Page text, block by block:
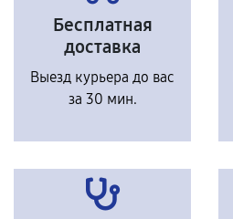
Бесплатная
доставка
Выезд курьера до вас
за 30 мин.